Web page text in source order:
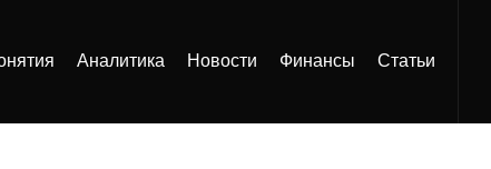
Аналитика Новости Финансы Статьи